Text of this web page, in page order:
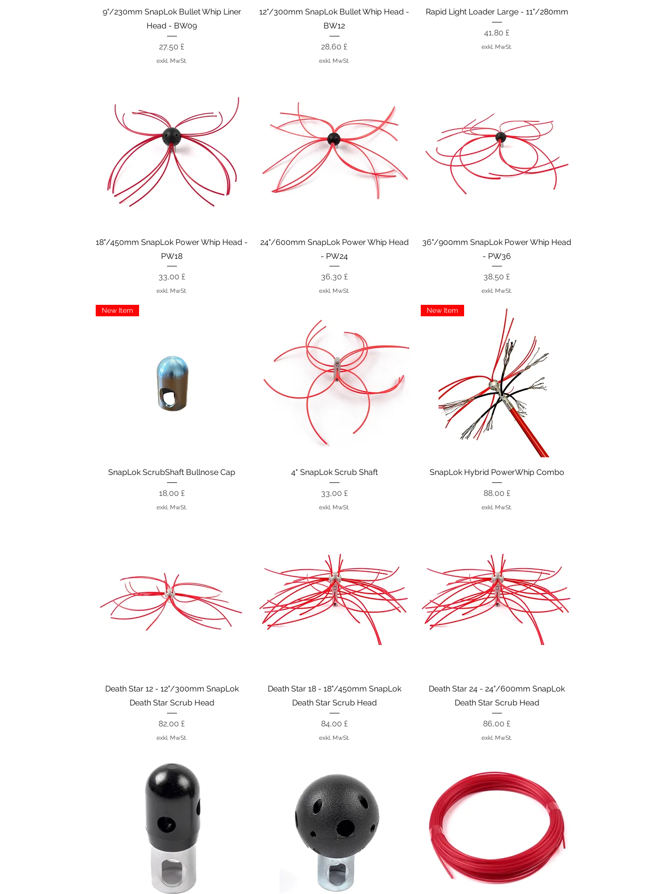
Schnellansicht
9"/230mm SnapLok Bullet Whip Liner
Head - BW09
Preis
27,50 £
exkl. MwSt.
Schnellansicht
12"/300mm SnapLok Bullet Whip Head -
BW12
Preis
28,60 £
exkl. MwSt.
Schnellansicht
Rapid Light Loader Large - 11"/280mm
Preis
41,80 £
exkl. MwSt.
Schnellansicht
18"/450mm SnapLok Power Whip Head -
PW18
Preis
33,00 £
exkl. MwSt.
Schnellansicht
24"/600mm SnapLok Power Whip Head
- PW24
Preis
36,30 £
exkl. MwSt.
Schnellansicht
36"/900mm SnapLok Power Whip Head
- PW36
Preis
38,50 £
exkl. MwSt.
Schnellansicht
New Item
SnapLok ScrubShaft Bullnose Cap
Preis
18,00 £
exkl. MwSt.
Schnellansicht
4" SnapLok Scrub Shaft
Preis
33,00 £
exkl. MwSt.
Schnellansicht
New Item
SnapLok Hybrid PowerWhip Combo
Preis
88,00 £
exkl. MwSt.
Schnellansicht
Death Star 12 - 12"/300mm SnapLok
Death Star Scrub Head
Preis
82,00 £
exkl. MwSt.
Schnellansicht
Death Star 18 - 18"/450mm SnapLok
Death Star Scrub Head
Preis
84,00 £
exkl. MwSt.
Schnellansicht
Death Star 24 - 24"/600mm SnapLok
Death Star Scrub Head
Preis
86,00 £
exkl. MwSt.